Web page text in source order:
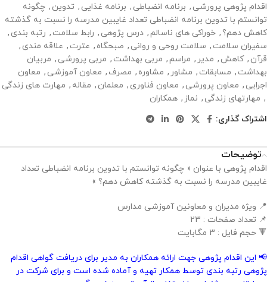
اقدام پژوهی پرورشی , برنامه انضباطی , برنامه غذایی , تدوین , چگونه
توانستم با تدوین برنامه انضباطی تعداد غایبین مدرسه را نسبت به گذشته
کاهش دهم؟ , خوراکی های ناسالم, درس پژوهی , رابط سلامت , رتبه بندی ,
سفیران سلامت , سلامت روحی و روانی , صبحگاه , عترت , علاقه مندی ,
قرآن , کاهش , مدیر , مراسم, مربی بهداشت , مربی پرورشی , مربیان
بهداشت , مسابقات , مشاور , مشاوره , مصرف , معاون آموزشی , معاون
اجرایی , معاون پرورشی , معاون فناوری , معلمان , مقاله , مهارت های زندگی
, مهارتهای زندگی , نماز , همکاران
اشتراک گذاری:
توضیحات
اقدام پژوهی با عنوان « چگونه توانستم با تدوین برنامه انضباطی تعداد
غایبین مدرسه را نسبت به گذشته کاهش دهم؟ »
📍 ویژه مدیران و معاونین آموزشی مدارس
📌 تعداد صفحات : 23
🔻 حجم فایل : 3 مگابایت
📢 این اقدام پژوهی جهت ارائه همکاران به مدیر برای دریافت گواهی اقدام
پژوهی رتبه بندی توسط همکار تهیه و آماده شده است و برای شرکت در